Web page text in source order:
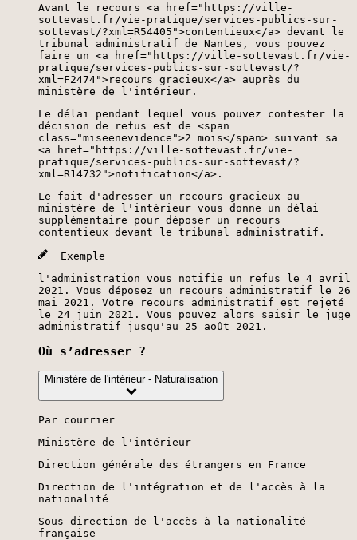
Avant le recours <a href="https://ville-
sottevast.fr/vie-pratique/services-publics-sur-
sottevast/?xml=R54405">contentieux</a> devant le
tribunal administratif de Nantes, vous pouvez
faire un <a href="https://ville-sottevast.fr/vie-
pratique/services-publics-sur-sottevast/?
xml=F2474">recours gracieux</a> auprès du
ministère de l'intérieur.
Le délai pendant lequel vous pouvez contester la
décision de refus est de <span
class="miseenevidence">2 mois</span> suivant sa
<a href="https://ville-sottevast.fr/vie-
pratique/services-publics-sur-sottevast/?
xml=R14732">notification</a>.
Le fait d'adresser un recours gracieux au
ministère de l'intérieur vous donne un délai
supplémentaire pour déposer un recours
contentieux devant le tribunal administratif.
Exemple
l'administration vous notifie un refus le 4 avril
2021. Vous déposez un recours administratif le 26
mai 2021. Votre recours administratif est rejeté
le 24 juin 2021. Vous pouvez alors saisir le juge
administratif jusqu'au 25 août 2021.
Où s’adresser ?
Ministère de l'intérieur - Naturalisation
Par courrier
Ministère de l'intérieur
Direction générale des étrangers en France
Direction de l'intégration et de l'accès à la
nationalité
Sous-direction de l'accès à la nationalité
française